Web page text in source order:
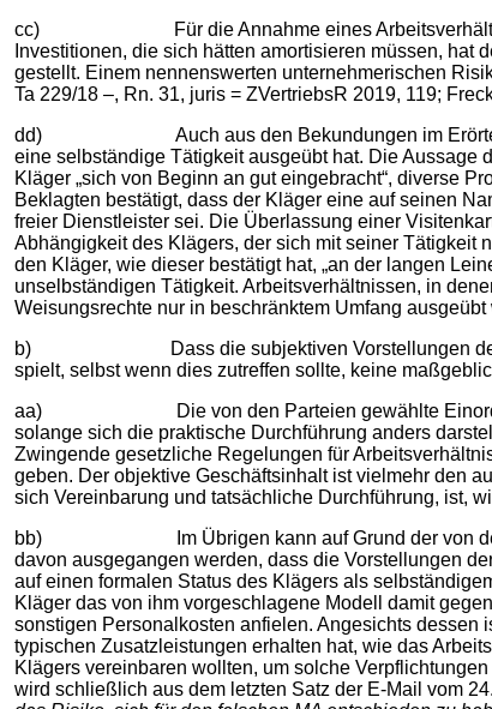
cc) Für die Annahme eines Arbeitsverhältnisses
Investitionen, die sich hätten amortisieren müssen,
gestellt. Einem nennenswerten unternehmerischen
Ta 229/18 –, Rn. 31, juris = ZVertriebsR 2019, 119;
dd) Auch aus den Bekundungen im
eine selbständige Tätigkeit ausgeübt hat. Die
Kläger „sich von Beginn an gut eingebracht“, diverse
Beklagten bestätigt, dass der Kläger eine auf seinen
freier Dienstleister sei. Die Überlassung einer
Abhängigkeit des Klägers, der sich mit seiner Tätigkeit
den Kläger, wie dieser bestätigt hat, „an der langen
unselbständigen Tätigkeit. Arbeitsverhältnissen, in
Weisungsrechte nur in beschränktem Umfang ausgeübt
b) Dass die subjektiven Vorstellungen der
spielt, selbst wenn dies zutreffen sollte, keine
aa) Die von den Parteien gewählte Einordnung
solange sich die praktische Durchführung anders
Zwingende gesetzliche Regelungen für
geben. Der objektive Geschäftsinhalt ist vielmehr den
sich Vereinbarung und tatsächliche Durchführung, ist,
bb) Im Übrigen kann auf Grund der von der
davon ausgegangen werden, dass die Vorstellungen
auf einen formalen Status des Klägers als
Kläger das von ihm vorgeschlagene Modell damit
sonstigen Personalkosten anfielen. Angesichts dessen
typischen Zusatzleistungen erhalten hat, wie das
Klägers vereinbaren wollten, um solche
wird schließlich aus dem letzten Satz der E-Mail vom